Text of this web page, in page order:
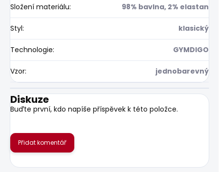
Složení materiálu: 98% bavlna, 2% elastan
Styl: klasický
Technologie: GYMDIGO
Vzor: jednobarevný
Diskuze
Buďte první, kdo napíše příspěvek k této položce.
Přidat komentář